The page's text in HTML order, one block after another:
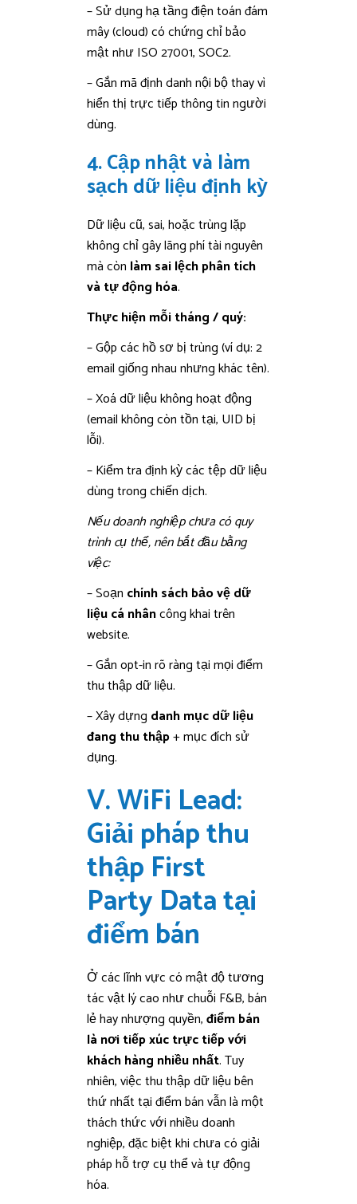
– Sử dụng hạ tầng điện toán đám
mây (cloud) có chứng chỉ bảo
mật như ISO 27001, SOC2.
– Gắn mã định danh nội bộ thay vì
hiển thị trực tiếp thông tin người
dùng.
4. Cập nhật và làm
sạch dữ liệu định kỳ
Dữ liệu cũ, sai, hoặc trùng lặp
không chỉ gây lãng phí tài nguyên
mà còn làm sai lệch phân tích
và tự động hóa.
Thực hiện mỗi tháng / quý:
– Gộp các hồ sơ bị trùng (ví dụ: 2
email giống nhau nhưng khác tên).
– Xoá dữ liệu không hoạt động
(email không còn tồn tại, UID bị
lỗi).
– Kiểm tra định kỳ các tệp dữ liệu
dùng trong chiến dịch.
Nếu doanh nghiệp chưa có quy
trình cụ thể, nên bắt đầu bằng
việc:
– Soạn chính sách bảo vệ dữ
liệu cá nhâncông khai trên
website.
– Gắn opt-in rõ ràng tại mọi điểm
thu thập dữ liệu.
– Xây dựng danh mục dữ liệu
đang thu thập+ mục đích sử
dụng.
V. WiFi Lead:
Giải pháp thu
thập First
Party Data tại
điểm bán
Ở các lĩnh vực có mật độ tương
tác vật lý cao như chuỗi F&B, bán
lẻ hay nhượng quyền,điểm bán
là nơi tiếp xúc trực tiếp với
khách hàng nhiều nhất. Tuy
nhiên, việc thu thập dữ liệu bên
thứ nhất tại điểm bán vẫn là một
thách thức với nhiều doanh
nghiệp, đặc biệt khi chưa có giải
pháp hỗ trợ cụ thể và tự động
hóa.